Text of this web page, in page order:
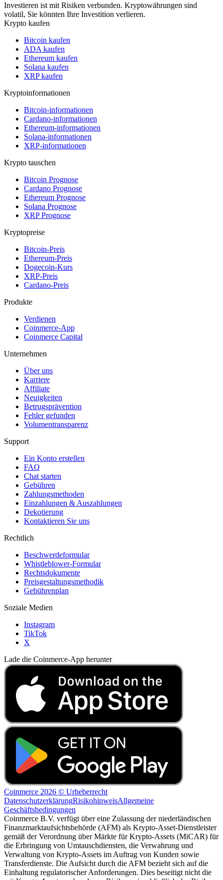
Investieren ist mit Risiken verbunden. Kryptowährungen sind
volatil, Sie könnten Ihre Investition verlieren.
Krypto kaufen
Bitcoin kaufen
ADA kaufen
Ethereum kaufen
Solana kaufen
XRP kaufen
Kryptoinformationen
Bitcoin-informationen
Cardano-informationen
Ethereum-informationen
Solana-informationen
XRP-informationen
Krypto tauschen
Bitcoin Prognose
Cardano Prognose
Ethereum Prognose
Solana Prognose
XRP Prognose
Kryptopreise
Bitcoin-Preis
Ethereum-Preis
Dogecoin-Kurs
XRP-Preis
Cardano-Preis
Produkte
Verdienen
Coinmerce-App
Coinmerce Capital
Unternehmen
Über uns
Karriere
Affiliate
Neuigkeiten
Betrugsprävention
Fehler gefunden
Volumentransparenz
Support
Ein Konto erstellen
FAQ
Chat starten
Gebühren
Zahlungsmethoden
Einzahlungen & Auszahlungen
Dekotierung
Kontaktieren Sie uns
Rechtlich
Beschwerdeformular
Whistleblower-Formular
Rechtsdokumente
Preisgestaltungsmethodik
Gebührenplan
Soziale Medien
Instagram
TikTok
X
Lade die Coinmerce-App herunter
Coinmerce 2026 © Urheberrecht
DatenschutzerklärungRisikohinweisAllgemeine
Geschäftsbedingungen
Coinmerce B.V. verfügt über eine Zulassung der niederländischen
Finanzmarktaufsichtsbehörde (AFM) als Krypto-Asset-Dienstleister
gemäß der Verordnung über Märkte für Krypto-Assets (MiCAR) für
die Erbringung von Umtauschdiensten, die Verwahrung und
Verwaltung von Krypto-Assets im Auftrag von Kunden sowie
Transferdienste. Die Aufsicht durch die AFM bezieht sich auf die
Einhaltung regulatorischer Anforderungen. Dies beseitigt nicht die